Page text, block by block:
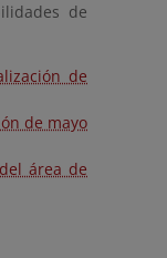
de
de
de mayo
área de